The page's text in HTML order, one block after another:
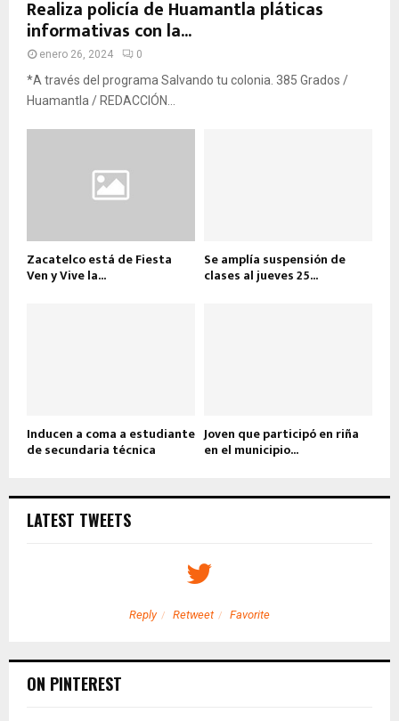
Realiza policía de Huamantla pláticas
informativas con la...
enero 26, 2024 0
*A través del programa Salvando tu colonia. 385 Grados /
Huamantla / REDACCIÓN...
Zacatelco está de Fiesta
Ven y Vive la...
Se amplía suspensión de
clases al jueves 25...
Inducen a coma a estudiante
de secundaria técnica
Joven que participó en riña
en el municipio...
LATEST TWEETS
Reply Retweet Favorite
ON PINTEREST